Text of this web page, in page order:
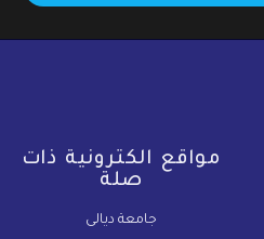
مواقع الكترونية ذات
صلة
جامعة ديالى